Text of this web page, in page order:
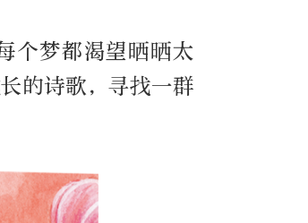
个梦都渴望晒晒太
的诗歌，寻找一群